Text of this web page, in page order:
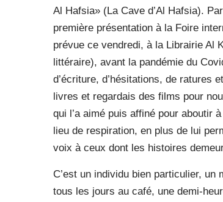
Al Hafsia» (La Cave d’Al Hafsia).
première présentation à la Foire
prévue ce vendredi, à la Librairie Al
littéraire), avant la pandémie du
d’écriture, d’hésitations, de ratures
livres et regardais des films pour
qui l’a aimé puis affiné pour aboutir
lieu de respiration, en plus de lui
voix à ceux dont les histoires
C’est un individu bien particulier, un
tous les jours au café, une demi-